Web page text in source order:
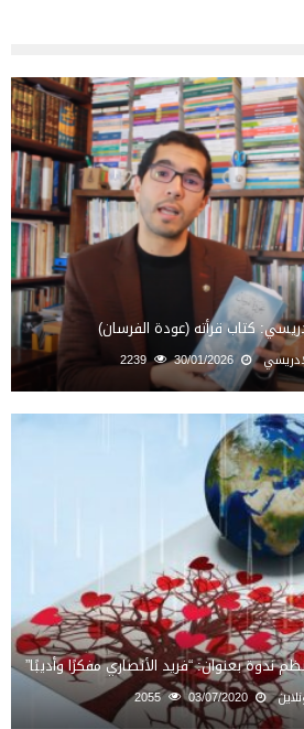
كتاب قرأته (عودة الفرسان)
30/01/2026
2239
03/07/2020
2055